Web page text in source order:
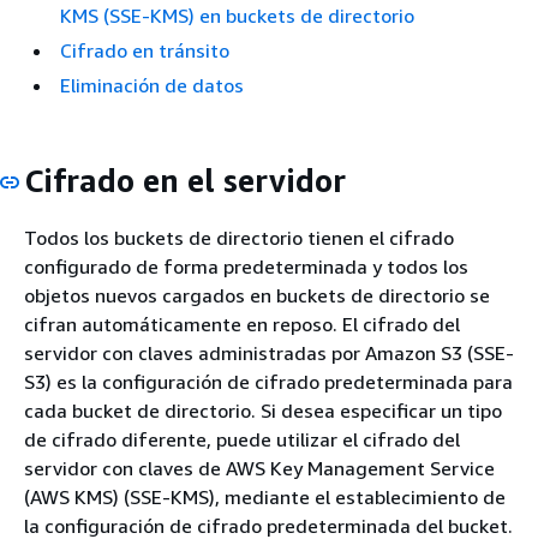
KMS (SSE-KMS) en buckets de directorio
Cifrado en tránsito
Eliminación de datos
Cifrado en el servidor
Todos los buckets de directorio tienen el cifrado
configurado de forma predeterminada y todos los
objetos nuevos cargados en buckets de directorio se
cifran automáticamente en reposo. El cifrado del
servidor con claves administradas por Amazon S3 (SSE-
S3) es la configuración de cifrado predeterminada para
cada bucket de directorio. Si desea especificar un tipo
de cifrado diferente, puede utilizar el cifrado del
servidor con claves de AWS Key Management Service
(AWS KMS) (SSE-KMS), mediante el establecimiento de
la configuración de cifrado predeterminada del bucket.